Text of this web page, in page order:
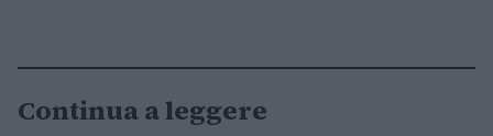
Continua a leggere